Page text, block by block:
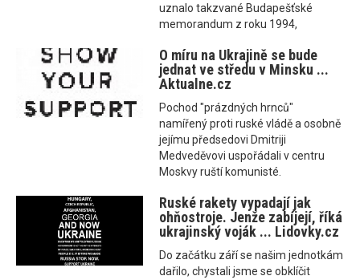
uznalo takzvané Budapešťské
memorandum z roku 1994,
O míru na Ukrajině se bude
jednat ve středu v Minsku ...
Aktualne.cz
Pochod "prázdných hrnců"
namířený proti ruské vládě a osobně
jejímu předsedovi Dmitriji
Medveděvovi uspořádali v centru
Moskvy ruští komunisté.
Ruské rakety vypadají jak
ohňostroje. Jenže zabíjejí, říká
ukrajinský voják ... Lidovky.cz
Do začátku září se našim jednotkám
dařilo, chystali jsme se obklíčit